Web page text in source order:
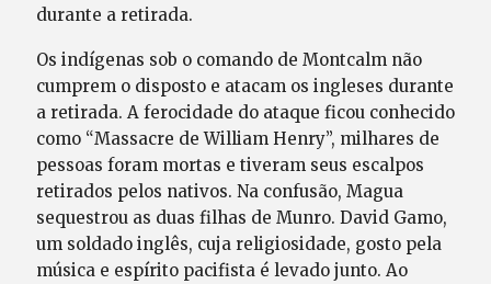
durante a retirada.
Os indígenas sob o comando de Montcalm não
cumprem o disposto e atacam os ingleses durante
a retirada. A ferocidade do ataque ficou conhecido
como “Massacre de William Henry”, milhares de
pessoas foram mortas e tiveram seus escalpos
retirados pelos nativos. Na confusão, Magua
sequestrou as duas filhas de Munro. David Gamo,
um soldado inglês, cuja religiosidade, gosto pela
música e espírito pacifista é levado junto. Ao